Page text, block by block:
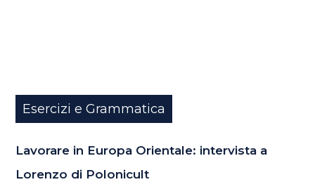
Esercizi e Grammatica
Lavorare in Europa Orientale: intervista a
Lorenzo di Polonicult